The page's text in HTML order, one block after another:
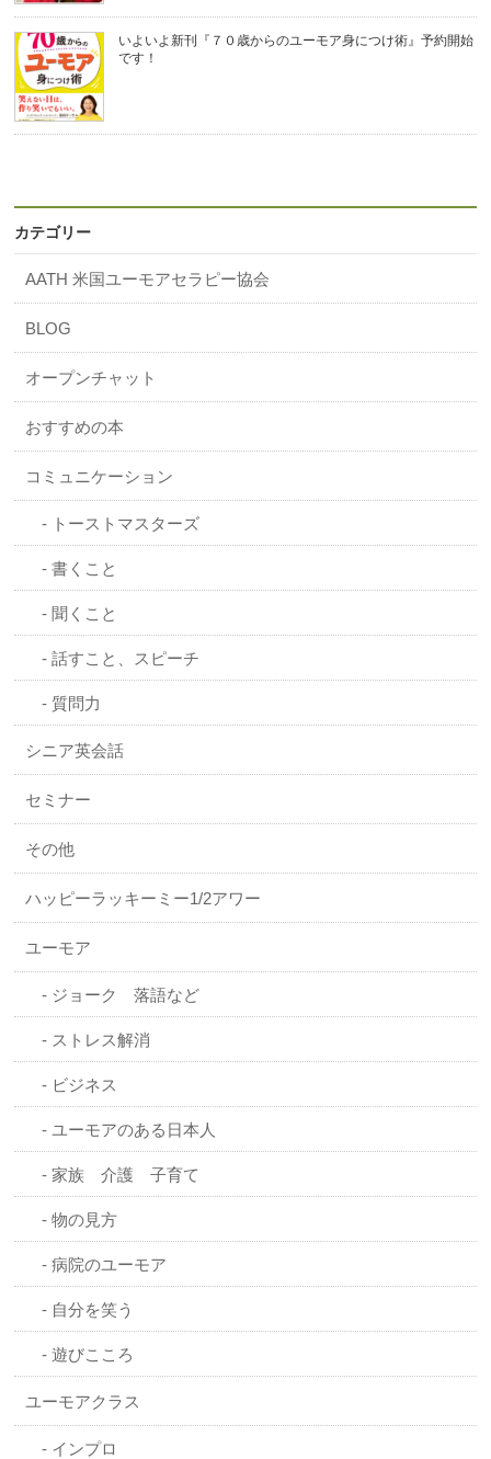
いよいよ新刊『７０歳からのユーモア身につけ術』予約開始
です！
カテゴリー
AATH 米国ユーモアセラピー協会
BLOG
オープンチャット
おすすめの本
コミュニケーション
トーストマスターズ
書くこと
聞くこと
話すこと、スピーチ
質問力
シニア英会話
セミナー
その他
ハッピーラッキーミー1/2アワー
ユーモア
ジョーク 落語など
ストレス解消
ビジネス
ユーモアのある日本人
家族 介護 子育て
物の見方
病院のユーモア
自分を笑う
遊びこころ
ユーモアクラス
インプロ